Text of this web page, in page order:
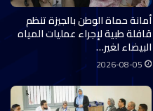
أمانة حماة الوطن بالجيزة تنظم
قافلة طبية لإجراء عمليات المياه
البيضاء لغير…
2026-08-05